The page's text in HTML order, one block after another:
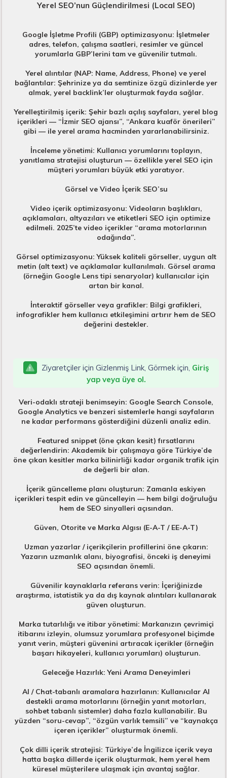
Yerel SEO’nun Güçlendirilmesi (Local SEO)
Google İşletme Profili (GBP) optimizasyonu: İşletmeler
adres, telefon, çalışma saatleri, resimler ve güncel
yorumlarla GBP’lerini tam ve güvenilir tutmalı.
Yerel alıntılar (NAP: Name, Address, Phone) ve yerel
bağlantılar: Şehrinize ya da semtinize özgü dizinlerde yer
almak, yerel backlink’ler oluşturmak fayda sağlar.
Yerelleştirilmiş içerik: Şehir bazlı açılış sayfaları, yerel blog
içerikleri — “İzmir SEO ajansı”, “Ankara kuaför önerileri”
gibi — ile yerel arama hacminden yararlanabilirsiniz.
İnceleme yönetimi: Kullanıcı yorumlarını toplayın,
yanıtlama stratejisi oluşturun — özellikle yerel SEO için
müşteri yorumları büyük etki yaratıyor.
Görsel ve Video İçerik SEO’su
Video içerik optimizasyonu: Videoların başlıkları,
açıklamaları, altyazıları ve etiketleri SEO için optimize
edilmeli. 2025’te video içerikler “arama motorlarının
odağında”.
Görsel optimizasyonu: Yüksek kaliteli görseller, uygun alt
metin (alt text) ve açıklamalar kullanılmalı. Görsel arama
(örneğin Google Lens tipi senaryolar) kullanıcılar için
artan bir kanal.
İnteraktif görseller veya grafikler: Bilgi grafikleri,
infografikler hem kullanıcı etkileşimini artırır hem de SEO
değerini destekler.
Ziyaretçiler için Gizlenmiş Link, Görmek için, Giriş
yap veya üye ol.
Veri-odaklı strateji benimseyin: Google Search Console,
Google Analytics ve benzeri sistemlerle hangi sayfaların
ne kadar performans gösterdiğini düzenli analiz edin.
Featured snippet (öne çıkan kesit) fırsatlarını
değerlendirin: Akademik bir çalışmaya göre Türkiye’de
öne çıkan kesitler marka bilinirliği kadar organik trafik için
de değerli bir alan.
İçerik güncelleme planı oluşturun: Zamanla eskiyen
içerikleri tespit edin ve güncelleyin — hem bilgi doğruluğu
hem de SEO sinyalleri açısından.
Güven, Otorite ve Marka Algısı (E-A-T / EE-A-T)
Uzman yazarlar / içerikçilerin profillerini öne çıkarın:
Yazarın uzmanlık alanı, biyografisi, önceki iş deneyimi
SEO açısından önemli.
Güvenilir kaynaklarla referans verin: İçeriğinizde
araştırma, istatistik ya da dış kaynak alıntıları kullanarak
güven oluşturun.
Marka tutarlılığı ve itibar yönetimi: Markanızın çevrimiçi
itibarını izleyin, olumsuz yorumlara profesyonel biçimde
yanıt verin, müşteri güvenini artıracak içerikler (örneğin
başarı hikayeleri, kullanıcı yorumları) oluşturun.
Geleceğe Hazırlık: Yeni Arama Deneyimleri
AI / Chat-tabanlı aramalara hazırlanın: Kullanıcılar AI
destekli arama motorlarını (örneğin yanıt motorları,
sohbet tabanlı sistemler) daha fazla kullanabilir. Bu
yüzden “soru-cevap”, “özgün varlık temsili” ve “kaynakça
içeren içerikler” oluşturmak önemli.
Çok dilli içerik stratejisi: Türkiye’de İngilizce içerik veya
hatta başka dillerde içerik oluşturmak, hem yerel hem
küresel müşterilere ulaşmak için avantaj sağlar.